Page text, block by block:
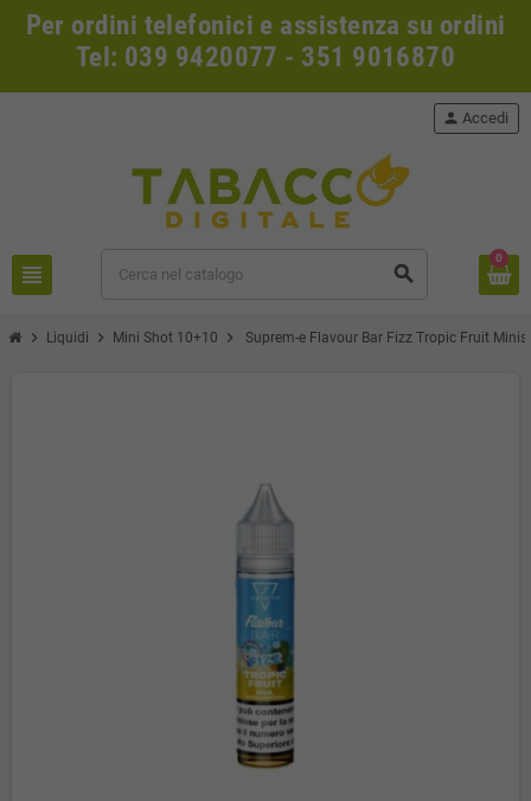
Per ordini telefonici e assistenza su ordini
Tel: 039 9420077 - 351 9016870
view_headline search
person Accedi
0
chevron_right Liquidi chevron_right Mini Shot 10+10 chevron_right Suprem-e Flavour Bar Fizz Tropic Fruit